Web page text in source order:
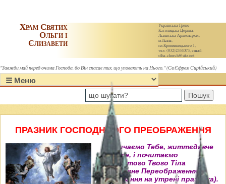
Українська Греко-
Католицька Церква.
Львівська Архиєпархія,
м.Львів,
пл.Кропивницького 1,
тел. (032)2334073, email:
olha-church@ukr.net
Храм Святих
Ольги і
Єлизавети
"Завжди май перед очима Господа, бо Він спасає тих, що уповають на Нього." (Св.Єфрем Сирійський)
Пошук
ПРАЗНИК ГОСПОДНЬОГО ПРЕОБРАЖЕННЯ
"Величаємо Тебе, життєдавче
Христе, і почитаємо
пречистого Твого Тіла
преславне Переображення"
(Величання на утрені празника).